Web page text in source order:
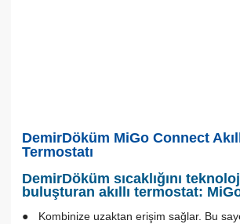
DemirDöküm MiGo Connect
Termostatı
DemirDöküm sıcaklığını
buluşturan akıllı termostat:
Kombinize uzaktan erişim sağlar. Bu